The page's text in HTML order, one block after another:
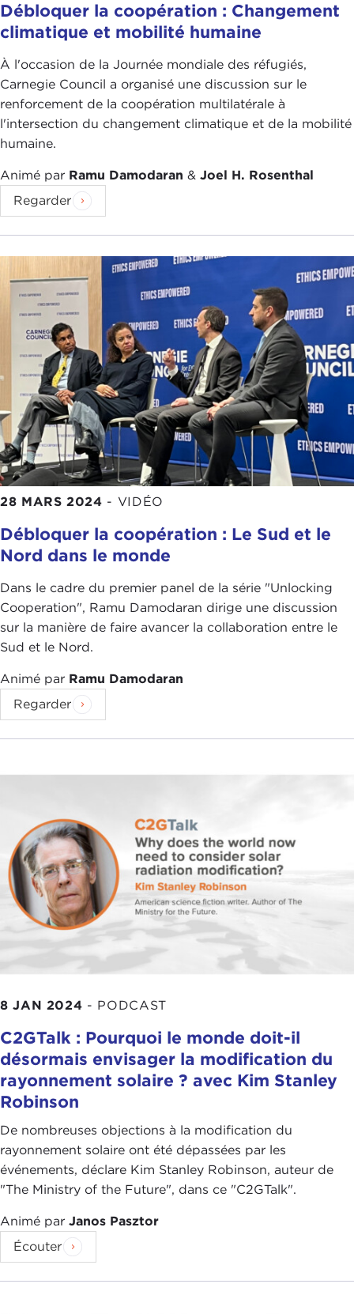
Débloquer la coopération : Changement
climatique et mobilité humaine
À l'occasion de la Journée mondiale des réfugiés,
Carnegie Council a organisé une discussion sur le
renforcement de la coopération multilatérale à
l'intersection du changement climatique et de la mobilité
humaine.
Animé par Ramu Damodaran & Joel H. Rosenthal
Regarder
28 MARS 2024 - VIDÉO
Débloquer la coopération : Le Sud et le
Nord dans le monde
Dans le cadre du premier panel de la série "Unlocking
Cooperation", Ramu Damodaran dirige une discussion
sur la manière de faire avancer la collaboration entre le
Sud et le Nord.
Animé par Ramu Damodaran
Regarder
8 JAN 2024 - PODCAST
C2GTalk : Pourquoi le monde doit-il
désormais envisager la modification du
rayonnement solaire ? avec Kim Stanley
Robinson
De nombreuses objections à la modification du
rayonnement solaire ont été dépassées par les
événements, déclare Kim Stanley Robinson, auteur de
"The Ministry of the Future", dans ce "C2GTalk".
Animé par Janos Pasztor
Écouter